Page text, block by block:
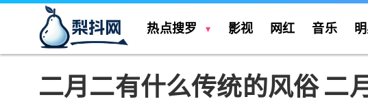
热点搜罗 影视 网红 音乐
二月二有什么传统的风俗 二